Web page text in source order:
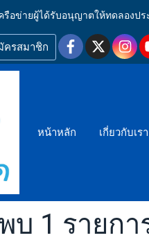
อข่ายผู้ได้รับอนุญาตให้ทดลองปร
ครสมาชิก
หน้าหลัก เกี่ยวกับเรา
บ 1 รายกา